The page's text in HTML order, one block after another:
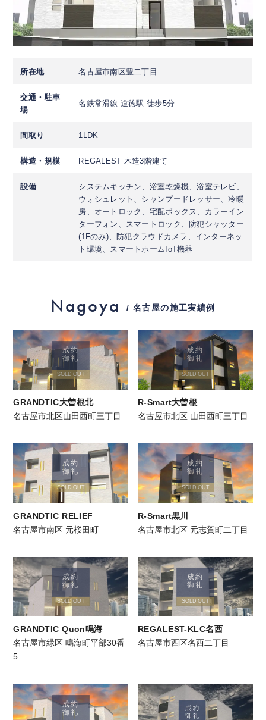
所在地 名古屋市南区豊二丁目
交通・駐車
場
名鉄常滑線 道徳駅 徒歩5分
間取り 1LDK
構造・規模 REGALEST 木造3階建て
設備
システムキッチン、浴室乾燥機、浴室テレビ、
ウォシュレット、シャンプードレッサー、冷暖
房、オートロック、宅配ボックス、カラーイン
ターフォン、スマートロック、防犯シャッター
(1Fのみ)、防犯クラウドカメラ、インターネッ
ト環境、スマートホームIoT機器
Nagoya / 名古屋の施工実績例
成約
御礼
SOLD OUT
GRANDTIC大曽根北
名古屋市北区山田西町三丁目
成約
御礼
SOLD OUT
R-Smart大曽根
名古屋市北区 山田西町三丁目
成約
御礼
SOLD OUT
GRANDTIC RELIEF
名古屋市南区 元桜田町
成約
御礼
SOLD OUT
R-Smart黒川
名古屋市北区 元志賀町二丁目
成約
御礼
SOLD OUT
GRANDTIC Quon鳴海
名古屋市緑区 鳴海町平部30番
5
成約
御礼
SOLD OUT
REGALEST-KLC名西
名古屋市西区名西二丁目
成約
御礼